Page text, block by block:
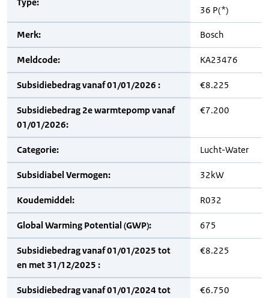
36 P(*)
Merk: Bosch
Meldcode: KA23476
Subsidiebedrag vanaf 01/01/2026 : €8.225
Subsidiebedrag 2e warmtepomp vanaf
01/01/2026:
€7.200
Categorie: Lucht-Water
Subsidiabel Vermogen: 32kW
Koudemiddel: R032
Global Warming Potential (GWP): 675
Subsidiebedrag vanaf 01/01/2025 tot
en met 31/12/2025 :
€8.225
Subsidiebedrag vanaf 01/01/2024 tot
€6.750